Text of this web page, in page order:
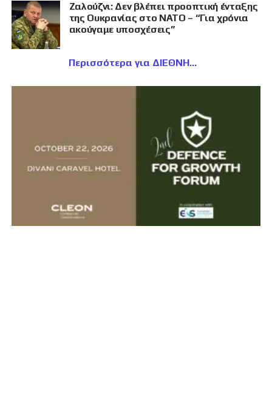
Ζαλούζνι: Δεν βλέπει προοπτική ένταξης
της Ουκρανίας στο ΝΑΤΟ – “Για χρόνια
ακούγαμε υποσχέσεις”
Περισσότερα για ΔΙΕΘΝΗ